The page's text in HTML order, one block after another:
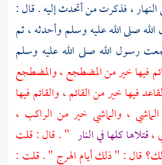
، فذكرت من أتحدث إليه . قال :
صلى الله عليه وسلم وأحدثه ، ثم
رسول الله صلى الله عليه وسلم
فيها خير من المضطجع ، والمضطجع
فيها خير من القائم ، والقائم فيها
، والماشي خير من الراكب ،
،قتلاها كلها في النار " . قال : قلت
قال : " ذلك أيام الهرج " . قلت :